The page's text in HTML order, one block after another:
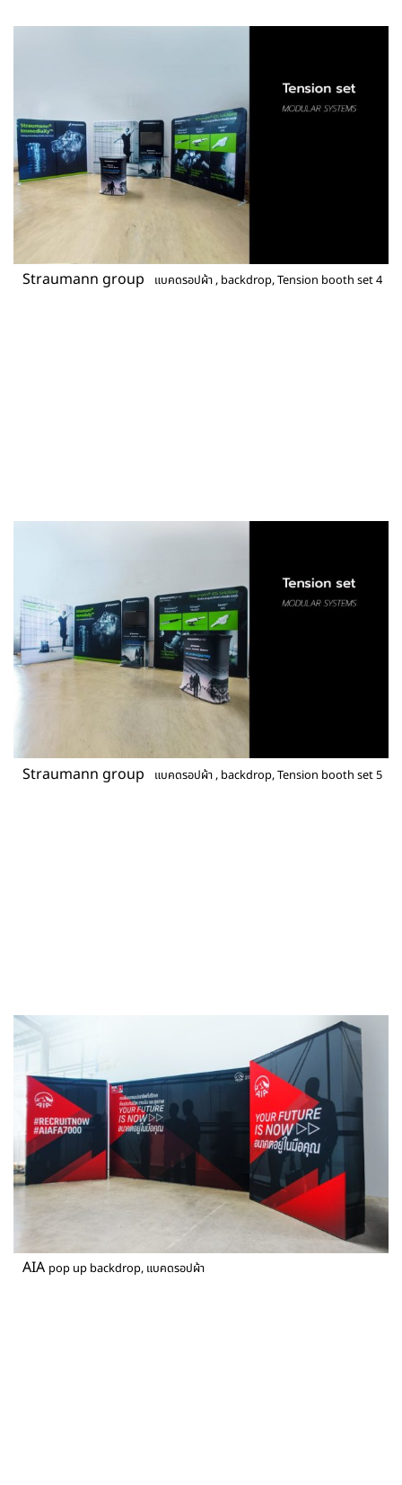
Straumann group แบคดรอปผ้า , backdrop, Tension booth set 4
Straumann group แบคดรอปผ้า , backdrop, Tension booth set 5
AIA pop up backdrop, แบคดรอปผ้า